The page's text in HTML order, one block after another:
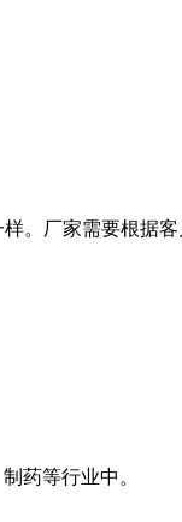
。厂家需要根据
药等行业中。